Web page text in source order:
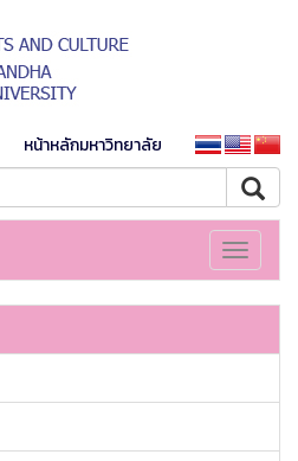
หน้าหลักมหาวิทยาลัย
Toggle